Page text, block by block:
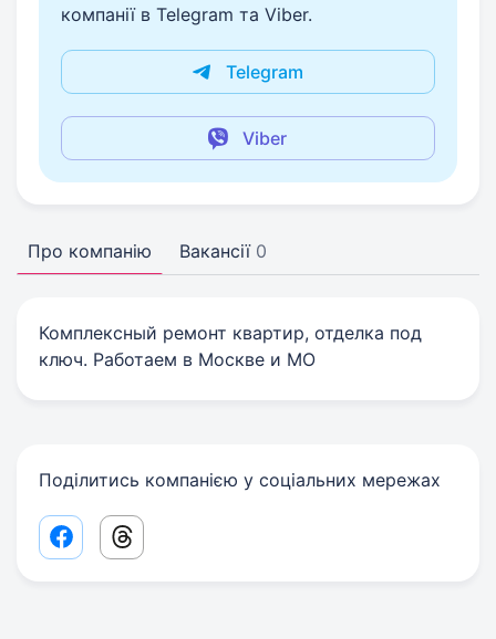
компанії в Telegram та Viber.
Telegram
Viber
Про компанію Вакансії 0
Комплексный ремонт квартир, отделка под
ключ. Работаем в Москве и МО
Поділитись компанією у соціальних мережах
Facebook share link
Threads share link